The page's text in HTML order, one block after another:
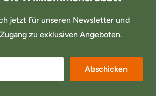
jetzt für unseren Newsletter und
zu exklusiven Angeboten.
Abschicken